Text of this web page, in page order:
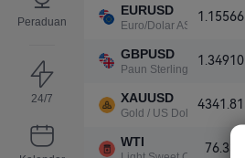
Peraduan
24/7
EURUSD
Euro/Dolar AS
1.15566
GBPUSD
Paun Sterling/Dolar AS
1.34910
XAUUSD
Gold / US Dollar
4341.81
WTI 76.339